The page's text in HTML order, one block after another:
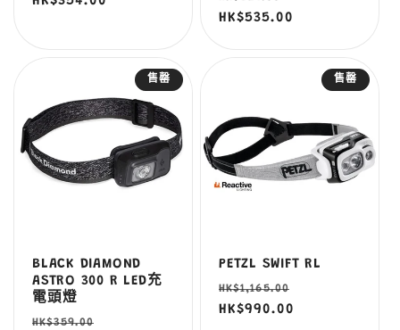
價
價
HK$535.00
售罄
BLACK DIAMOND
ASTRO 300 R LED充
電頭燈
定
HK$359.00
售罄
PETZL SWIFT RL
定
價
HK$1,165.00
HK$990.00